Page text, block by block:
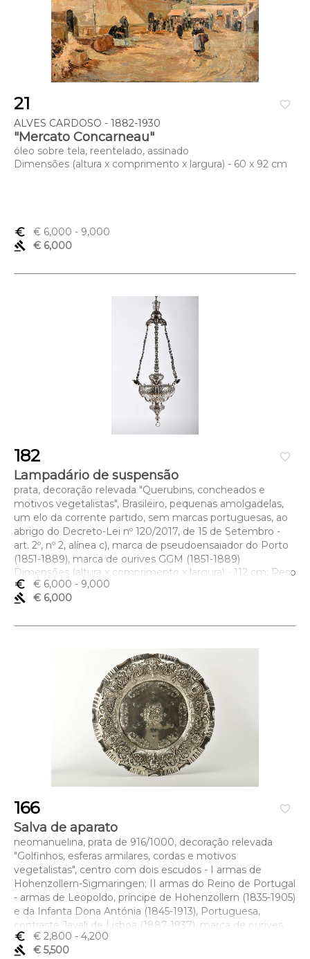
favorite_border
21
ALVES CARDOSO - 1882-1930
"Mercato Concarneau"
óleo sobre tela, reentelado, assinado
Dimensões (altura x comprimento x largura) - 60 x 92 cm
euro_symbol € 6,000 - 9,000
gavel
€ 6,000
favorite_border
182
Lampadário de suspensão
prata, decoração relevada "Querubins, concheados e
motivos vegetalistas", Brasileiro, pequenas amolgadelas,
um elo da corrente partido, sem marcas portuguesas, ao
abrigo do Decreto-Lei nº 120/2017, de 15 de Setembro -
art. 2º, nº 2, alínea c), marca de pseudoensaiador do Porto
(1851-1889), marca de ourives GGM (1851-1889)
Dimensões (altura x comprimento x largura) - 112 cm; Peso
- (prata) 5.265 g.
euro_symbol € 6,000 - 9,000
gavel
€ 6,000
favorite_border
166
Salva de aparato
neomanuelina, prata de 916/1000, decoração relevada
"Golfinhos, esferas armilares, cordas e motivos
vegetalistas", centro com dois escudos - I armas de
Hohenzollern-Sigmaringen; II armas do Reino de Portugal
- armas de Leopoldo, príncipe de Hohenzollern (1835-1905)
e da Infanta Dona Antónia (1845-1913), Portuguesa,
contraste Javali de Lisboa (1887-1937), marca de ourives
de LEITÃO & IRMÃO
Dimensões (altura x comprimento x largura) - 61 cm; Peso
euro_symbol € 2,800 - 4,200
gavel
€ 5,500